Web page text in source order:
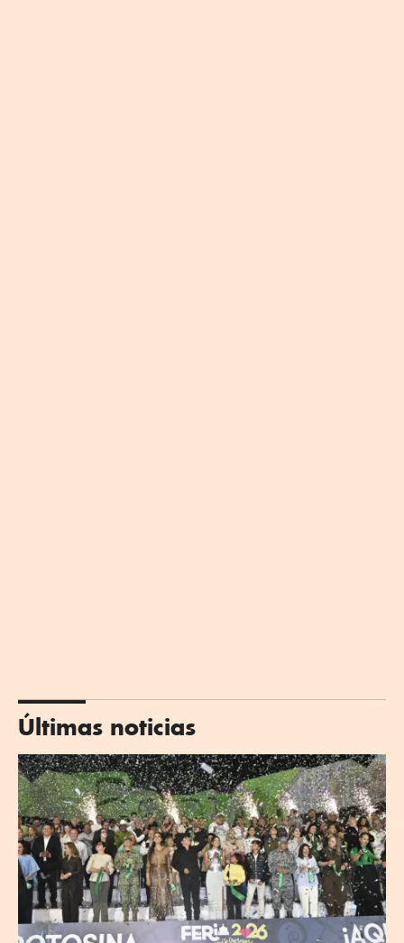
Últimas noticias